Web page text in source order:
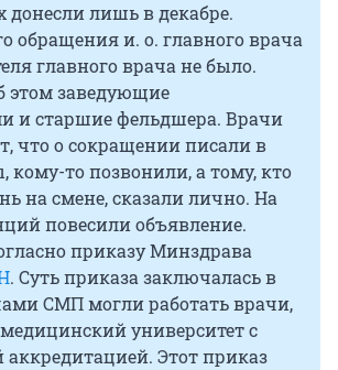
лишь в декабре.
обращения и. о. главного врача
главного врача не было.
этом заведующие
и старшие фельдшера. Врачи
что о сокращении писали в
кому-то позвонили, а тому, кто
на смене, сказали лично. На
повесили объявление.
приказу Минздрава
. Суть приказа заключалась в
СМП могли работать врачи,
университет с
Этот приказ